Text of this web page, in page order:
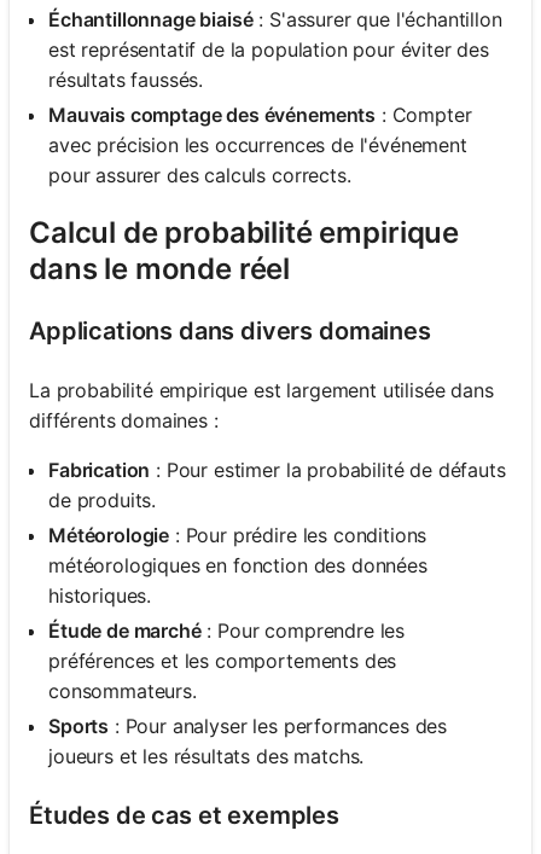
Échantillonnage biaisé: S'assurer que l'échantillon
est représentatif de la population pour éviter des
résultats faussés.
Mauvais comptage des événements : Compter
avec précision les occurrences de l'événement
pour assurer des calculs corrects.
Calcul de probabilité empirique
dans le monde réel
Applications dans divers domaines
La probabilité empirique est largement utilisée dans
différents domaines :
Fabrication : Pour estimer la probabilité de défauts
de produits.
Météorologie : Pour prédire les conditions
météorologiques en fonction des données
historiques.
Étude de marché: Pour comprendre les
préférences et les comportements des
consommateurs.
Sports : Pour analyser les performances des
joueurs et les résultats des matchs.
Études de cas et exemples